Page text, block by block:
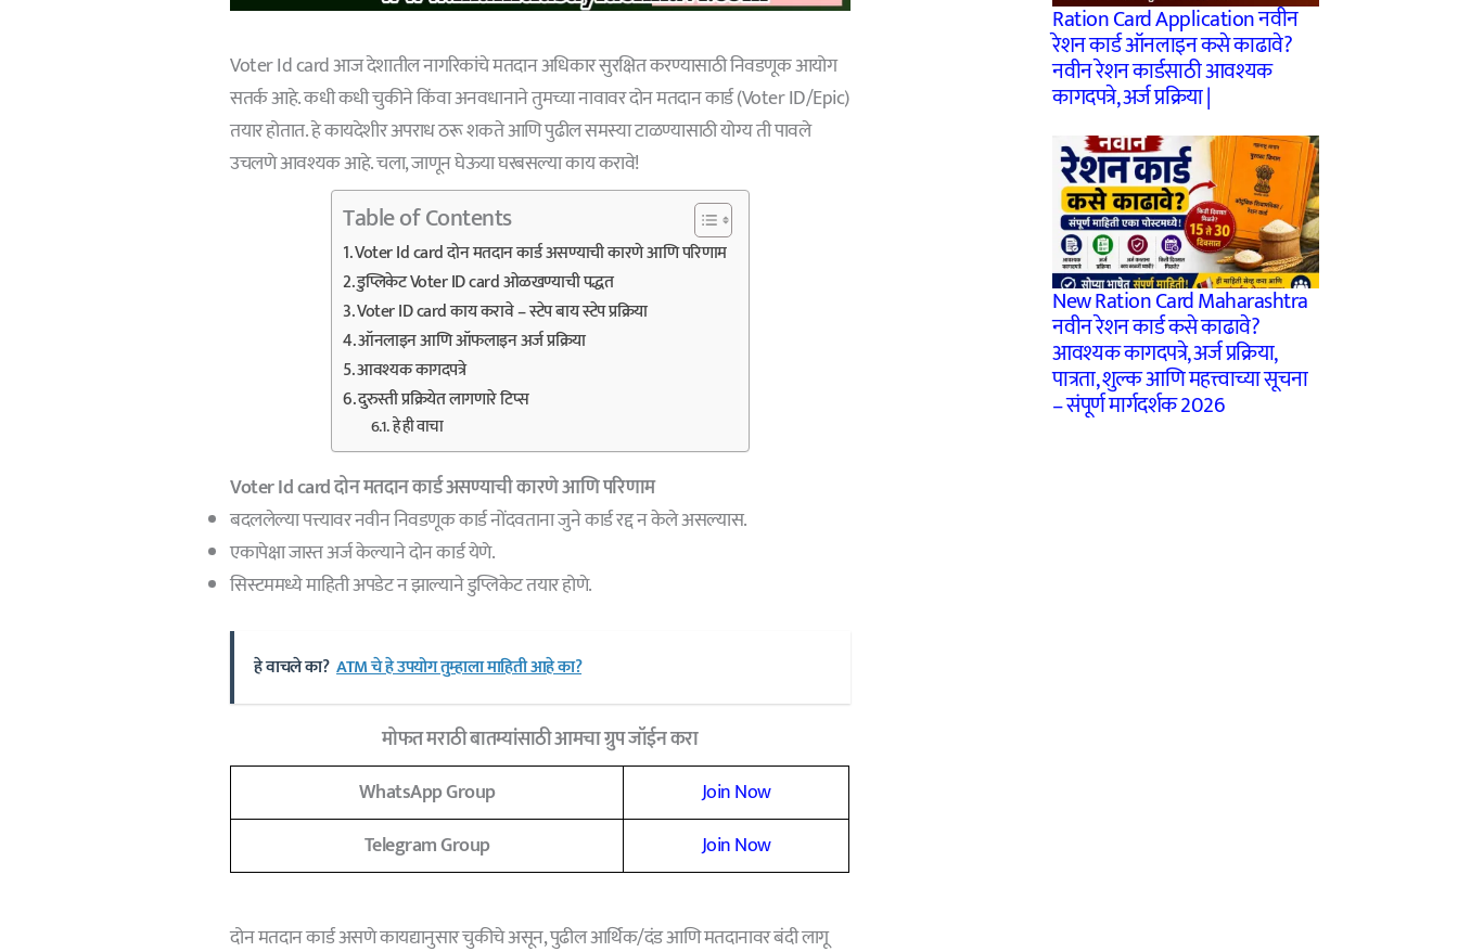
Voter Id card आज देशातील नागरिकांचे मतदान अधिकार सुरक्षित करण्यासाठी निवडणूक आयोग
सतर्क आहे. कधी कधी चुकीने किंवा अनवधानाने तुमच्या नावावर दोन मतदान कार्ड (Voter ID/Epic)
तयार होतात. हे कायदेशीर अपराध ठरू शकते आणि पुढील समस्या टाळण्यासाठी योग्य ती पावले
उचलणे आवश्यक आहे. चला, जाणून घेऊया घरबसल्या काय करावे!
Table of Contents
Voter Id card दोन मतदान कार्ड असण्याची कारणे आणि परिणाम
डुप्लिकेट Voter ID card ओळखण्याची पद्धत
Voter ID card काय करावे – स्टेप बाय स्टेप प्रक्रिया
ऑनलाइन आणि ऑफलाइन अर्ज प्रक्रिया
आवश्यक कागदपत्रे
दुरुस्ती प्रक्रियेत लागणारे टिप्स
हे ही वाचा
Voter Id card दोन मतदान कार्ड असण्याची कारणे आणि परिणाम
बदललेल्या पत्त्यावर नवीन निवडणूक कार्ड नोंदवताना जुने कार्ड रद्द न केले असल्यास.
एकापेक्षा जास्त अर्ज केल्याने दोन कार्ड येणे.
सिस्टममध्ये माहिती अपडेट न झाल्याने डुप्लिकेट तयार होणे.
हे वाचले का? ATM चे हे उपयोग तुम्हाला माहिती आहे का?
मोफत मराठी बातम्यांसाठी आमचा ग्रुप जॉईन करा
WhatsApp Group
Join Now
Telegram Group
Join Now
दोन मतदान कार्ड असणे कायद्यानुसार चुकीचे असून, पुढील आर्थिक/दंड आणि मतदानावर बंदी लागू
Ration Card Application नवीन
रेशन कार्ड ऑनलाइन कसे काढावे?
नवीन रेशन कार्डसाठी आवश्यक
कागदपत्रे, अर्ज प्रक्रिया |
New Ration Card Maharashtra
नवीन रेशन कार्ड कसे काढावे?
आवश्यक कागदपत्रे, अर्ज प्रक्रिया,
पात्रता, शुल्क आणि महत्त्वाच्या सूचना
– संपूर्ण मार्गदर्शक 2026